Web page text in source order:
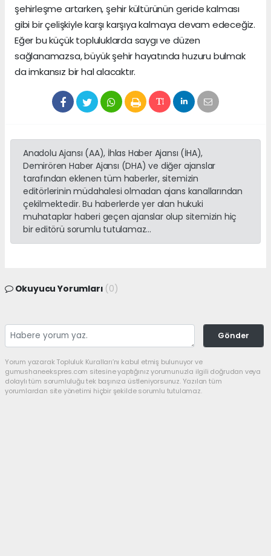
şehirleşme artarken, şehir kültürünün geride kalması
gibi bir çelişkiyle karşı karşıya kalmaya devam edeceğiz.
Eğer bu küçük topluluklarda saygı ve düzen
sağlanamazsa, büyük şehir hayatında huzuru bulmak
da imkansız bir hal alacaktır.
Anadolu Ajansı (AA), İhlas Haber Ajansı (İHA),
Demirören Haber Ajansı (DHA) ve diğer ajanslar
tarafından eklenen tüm haberler, sitemizin
editörlerinin müdahalesi olmadan ajans kanallarından
çekilmektedir. Bu haberlerde yer alan hukuki
muhataplar haberi geçen ajanslar olup sitemizin hiç
bir editörü sorumlu tutulamaz...
Okuyucu Yorumları (0)
Gönder
Yorum yazarak Topluluk Kuralları’nı kabul etmiş bulunuyor ve
gumushaneekspres.com sitesine yaptığınız yorumunuzla ilgili doğrudan veya
dolaylı tüm sorumluluğu tek başınıza üstleniyorsunuz. Yazılan tüm
yorumlardan site yönetimi hiçbir şekilde sorumlu tutulamaz.